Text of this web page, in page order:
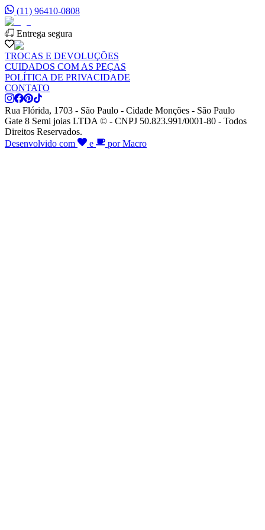
(11) 96410-0808
Entrega segura
TROCAS E DEVOLUÇÕES
CUIDADOS COM AS PEÇAS
POLÍTICA DE PRIVACIDADE
CONTATO
Rua Flórida, 1703 - São Paulo - Cidade Monções - São Paulo
Gate 8 Semi joias LTDA © - CNPJ 50.823.991/0001-80 - Todos
Direitos Reservados.
Desenvolvido com
e por Macro